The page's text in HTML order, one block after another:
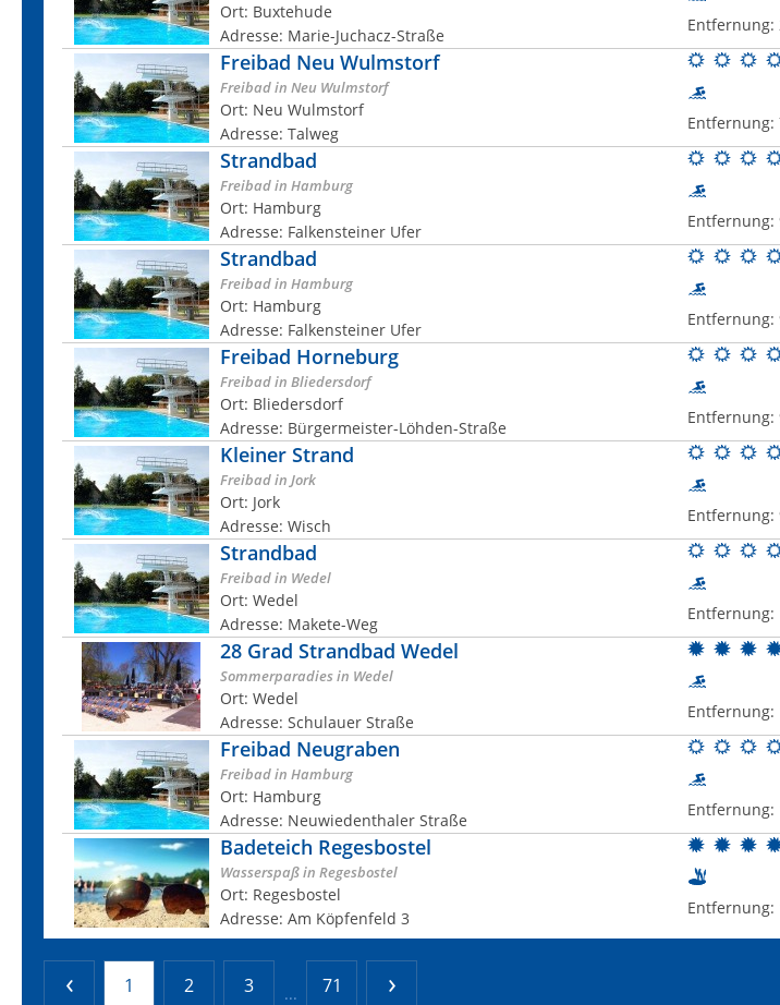
Ort: Buxtehude
Adresse: Marie-Juchacz-Straße
Entfernung:
Freibad Neu Wulmstorf
Freibad in Neu Wulmstorf
Ort: Neu Wulmstorf
Adresse: Talweg
Entfernung:
Strandbad
Freibad in Hamburg
Ort: Hamburg
Adresse: Falkensteiner Ufer
Entfernung:
Strandbad
Freibad in Hamburg
Ort: Hamburg
Adresse: Falkensteiner Ufer
Entfernung:
Freibad Horneburg
Freibad in Bliedersdorf
Ort: Bliedersdorf
Adresse: Bürgermeister-Löhden-Straße
Entfernung:
Kleiner Strand
Freibad in Jork
Ort: Jork
Adresse: Wisch
Entfernung:
Strandbad
Freibad in Wedel
Ort: Wedel
Adresse: Makete-Weg
Entfernung:
28 Grad Strandbad Wedel
Sommerparadies in Wedel
Ort: Wedel
Adresse: Schulauer Straße
Entfernung:
Freibad Neugraben
Freibad in Hamburg
Ort: Hamburg
Adresse: Neuwiedenthaler Straße
Entfernung:
Badeteich Regesbostel
Wasserspaß in Regesbostel
Ort: Regesbostel
Adresse: Am Köpfenfeld 3
Entfernung:
1 2 3 ... 71